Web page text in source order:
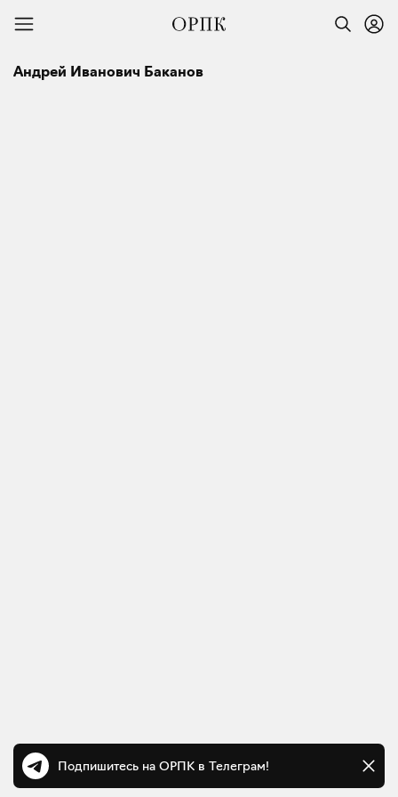
Андрей Иванович Баканов
Подпишитесь на ОРПК в Телеграм!